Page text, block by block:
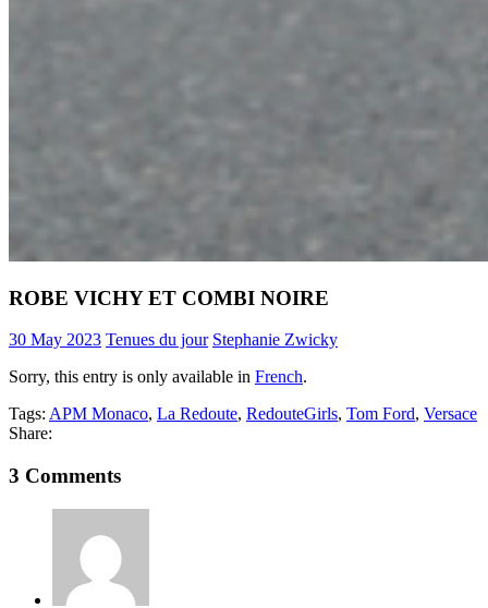
ROBE VICHY ET COMBI NOIRE
30 May 2023 Tenues du jour Stephanie Zwicky
Sorry, this entry is only available in French.
Tags: APM Monaco, La Redoute, RedouteGirls, Tom Ford, Versace
Share:
3 Comments